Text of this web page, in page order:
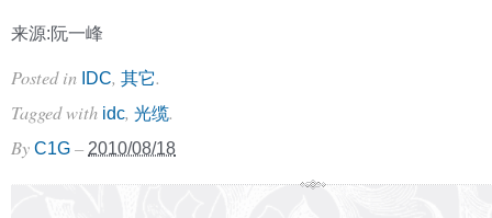
来源:阮一峰
Posted in IDC, 其它.
Tagged with idc, 光缆.
By C1G – 2010/08/18